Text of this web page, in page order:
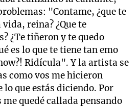
"Contame, ¿que te
reina? ¿Que te
¿Te tiñeron y te quedo
es lo que te tiene tan emo
Ridícula". Y la artista se
como vos me hicieron
que estás diciendo. Por
me quedé callada pensando